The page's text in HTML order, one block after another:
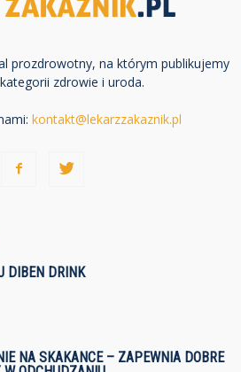
prozdrowotny, na którym publikujemy
zdrowie i uroda.
kontakt@lekarzzakaznik.pl
DIBEN DRINK
NA SKAKANCE – ZAPEWNIA DOBRE